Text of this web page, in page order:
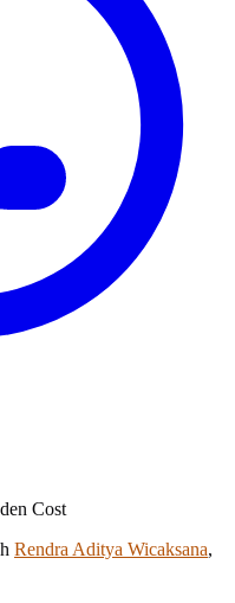
Cost
Rendra Aditya Wicaksana,